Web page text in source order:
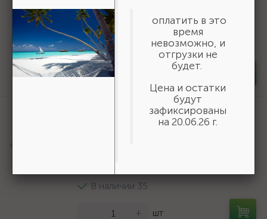
тканевой основе (3550-16-775)
19 618 ₽
В наличии 6
-
Шнур хозяйственный СИБИН,
В наличии 35
+ шт
оплатить в это
время
невозможно, и
отгрузки не
будет.
Цена и остатки
будут
зафиксированы
на 20.06.26 г.